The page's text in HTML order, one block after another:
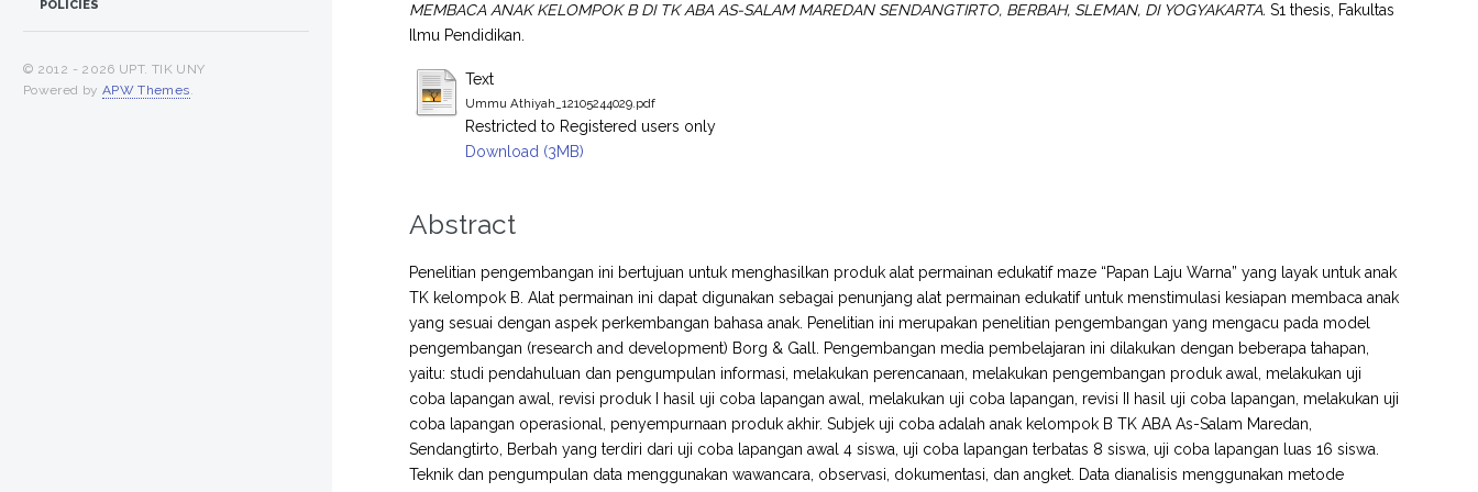
MEMBACA ANAK KELOMPOK B DI TK ABA AS-SALAM MAREDAN SENDANGTIRTO, BERBAH, SLEMAN, DI YOGYAKARTA. S1 thesis, Fakultas
Ilmu Pendidikan.
Text
Ummu Athiyah_12105244029.pdf
Restricted to Registered users only
Download (3MB)
Abstract
Penelitian pengembangan ini bertujuan untuk menghasilkan produk alat permainan edukatif maze “Papan Laju Warna” yang layak untuk anak
TK kelompok B. Alat permainan ini dapat digunakan sebagai penunjang alat permainan edukatif untuk menstimulasi kesiapan membaca anak
yang sesuai dengan aspek perkembangan bahasa anak. Penelitian ini merupakan penelitian pengembangan yang mengacu pada model
pengembangan (research and development) Borg & Gall. Pengembangan media pembelajaran ini dilakukan dengan beberapa tahapan,
yaitu: studi pendahuluan dan pengumpulan informasi, melakukan perencanaan, melakukan pengembangan produk awal, melakukan uji
coba lapangan awal, revisi produk I hasil uji coba lapangan awal, melakukan uji coba lapangan, revisi II hasil uji coba lapangan, melakukan uji
coba lapangan operasional, penyempurnaan produk akhir. Subjek uji coba adalah anak kelompok B TK ABA As-Salam Maredan,
Sendangtirto, Berbah yang terdiri dari uji coba lapangan awal 4 siswa, uji coba lapangan terbatas 8 siswa, uji coba lapangan luas 16 siswa.
Teknik dan pengumpulan data menggunakan wawancara, observasi, dokumentasi, dan angket. Data dianalisis menggunakan metode
POLICIES
© 2012 - 2026 UPT. TIK UNY
Powered by APW Themes